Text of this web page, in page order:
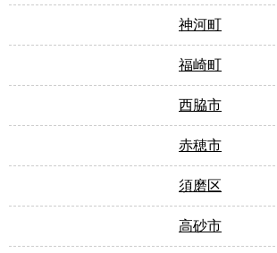
神河町
福崎町
西脇市
赤穂市
須磨区
高砂市